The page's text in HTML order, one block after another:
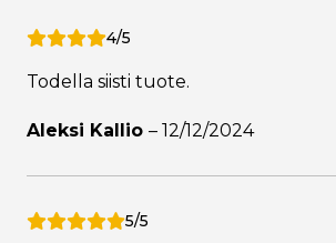
4/5
Todella siisti tuote.
Aleksi Kallio – 12/12/2024
5/5